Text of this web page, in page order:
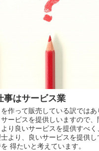
事はサービス業
作って販売している訳では
ービスを提供しいますので
り良いサービスを提供すべく
より、良いサービスを提供
得たいと考えています。